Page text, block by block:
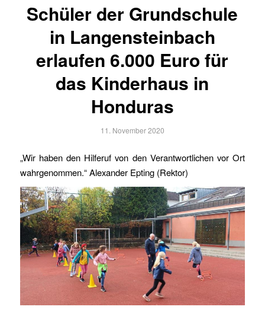
Schüler der Grundschule
in Langensteinbach
erlaufen 6.000 Euro für
das Kinderhaus in
Honduras
11. November 2020
„Wir haben den Hilferuf von den Verantwortlichen vor Ort
wahrgenommen.“ Alexander Epting (Rektor)